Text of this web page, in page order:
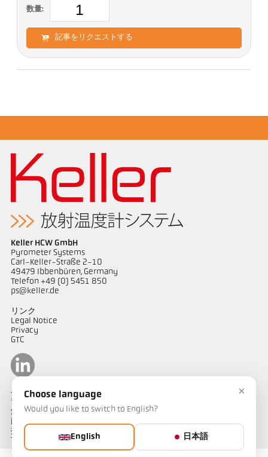
数量:
記事をリクエストする
Keller HCW GmbH
Pyrometer Systems
Carl-Keller-Straße 2-10
49479 Ibbenbüren, Germany
Telefon +49 (0) 5451 850
ps@keller.de
リンク
Legal Notice
Privacy
GTC
ケラーパイロメータージャパン
〒487-0035
愛知県春日井市
藤山台1-4-1
担当：山田
Telephone: 090-1754-1909
e-mail: kellerjapan@outlook.jp
×
Choose language
Would you like to switch to English?
English 日本語